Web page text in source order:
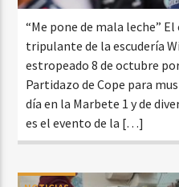
“Me pone de mala leche”
tripulante de la escudería
estropeado 8 de octubre
Partidazo de Cope para
día en la Marbete 1 y de
es el evento de la […]